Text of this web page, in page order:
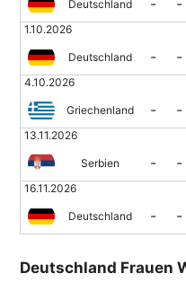
Deutschland - -
1.10.2026
Deutschland - -
4.10.2026
Griechenland - -
13.11.2026
Serbien - -
16.11.2026
Deutschland - -
Deutschland Frauen